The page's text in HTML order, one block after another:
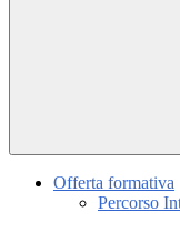
Offerta formativa
Percorso